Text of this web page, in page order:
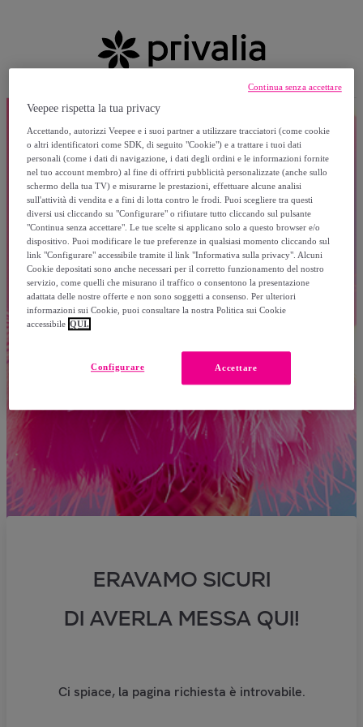
ERAVAMO SICURI
DI AVERLA MESSA QUI!
Ci spiace, la pagina richiesta è introvabile.
Veepee rispetta la tua privacy
Accettando, autorizzi Veepee e i suoi partner a utilizzare tracciatori (come cookie
o altri identificatori come SDK, di seguito "Cookie") e a trattare i tuoi dati
personali (come i dati di navigazione, i dati degli ordini e le informazioni fornite
nel tuo account membro) al fine di offrirti pubblicità personalizzate (anche sullo
schermo della tua TV) e misurarne le prestazioni, effettuare alcune analisi
sull'attività di vendita e a fini di lotta contro le frodi. Puoi scegliere tra questi
diversi usi cliccando su "Configurare" o rifiutare tutto cliccando sul pulsante
"Continua senza accettare". Le tue scelte si applicano solo a questo browser e/o
dispositivo. Puoi modificare le tue preferenze in qualsiasi momento cliccando sul
link "Configurare" accessibile tramite il link "Informativa sulla privacy". Alcuni
Cookie depositati sono anche necessari per il corretto funzionamento del nostro
servizio, come quelli che misurano il traffico o consentono la presentazione
adattata delle nostre offerte e non sono soggetti a consenso. Per ulteriori
informazioni sui Cookie, puoi consultare la nostra Politica sui Cookie
accessibile QUI.
Accettare
Configurare
Continua senza accettare